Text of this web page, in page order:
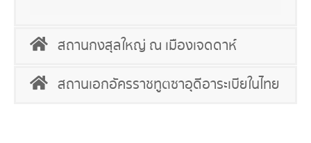
สถานกงสุลใหญ่ ณ เมืองเจดดาห์
สถานเอกอัครราชทูตซาอุดีอาระเบียในไทย